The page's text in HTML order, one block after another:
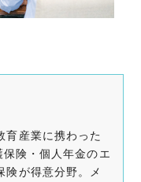
産業に携わった
険・個人年金のエ
険が得意分野。メ